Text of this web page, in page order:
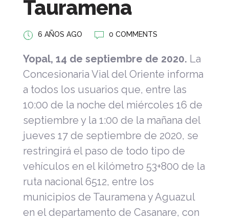
Tauramena
6 AÑOS AGO 0 COMMENTS
Yopal, 14 de septiembre de 2020. La
Concesionaria Vial del Oriente informa
a todos los usuarios que, entre las
10:00 de la noche del miércoles 16 de
septiembre y la 1:00 de la mañana del
jueves 17 de septiembre de 2020, se
restringirá el paso de todo tipo de
vehículos en el kilómetro 53+800 de la
ruta nacional 6512, entre los
municipios de Tauramena y Aguazul
en el departamento de Casanare, con